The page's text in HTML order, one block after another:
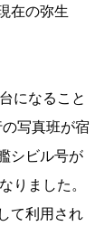
在の弥生
になること
写真班が宿
シビル号が
りました。
て利用され